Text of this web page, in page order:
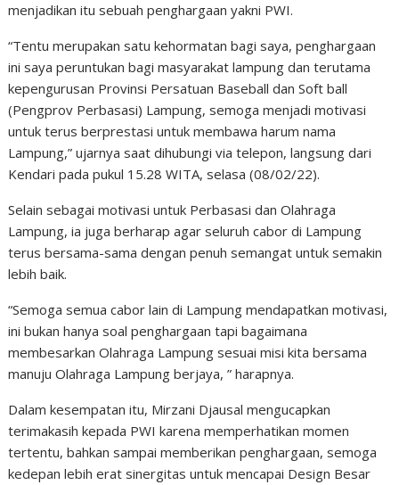
menjadikan itu sebuah penghargaan yakni PWI.
“Tentu merupakan satu kehormatan bagi saya, penghargaan
ini saya peruntukan bagi masyarakat lampung dan terutama
kepengurusan Provinsi Persatuan Baseball dan Soft ball
(Pengprov Perbasasi) Lampung, semoga menjadi motivasi
untuk terus berprestasi untuk membawa harum nama
Lampung,” ujarnya saat dihubungi via telepon, langsung dari
Kendari pada pukul 15.28 WITA, selasa (08/02/22).
Selain sebagai motivasi untuk Perbasasi dan Olahraga
Lampung, ia juga berharap agar seluruh cabor di Lampung
terus bersama-sama dengan penuh semangat untuk semakin
lebih baik.
“Semoga semua cabor lain di Lampung mendapatkan motivasi,
ini bukan hanya soal penghargaan tapi bagaimana
membesarkan Olahraga Lampung sesuai misi kita bersama
manuju Olahraga Lampung berjaya, ” harapnya.
Dalam kesempatan itu, Mirzani Djausal mengucapkan
terimakasih kepada PWI karena memperhatikan momen
tertentu, bahkan sampai memberikan penghargaan, semoga
kedepan lebih erat sinergitas untuk mencapai Design Besar